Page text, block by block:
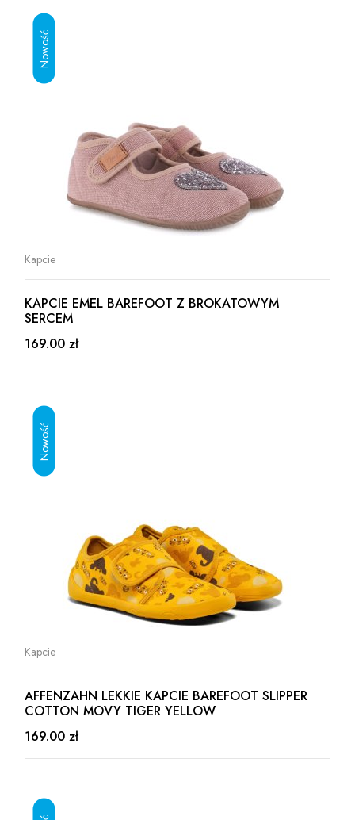
Kapcie
KAPCIE EMEL BAREFOOT Z BROKATOWYM
SERCEM
169.00 zł
Kapcie
AFFENZAHN LEKKIE KAPCIE BAREFOOT SLIPPER
COTTON MOVY TIGER YELLOW
169.00 zł